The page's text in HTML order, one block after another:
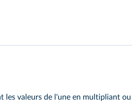
les valeurs de l'une en multipliant